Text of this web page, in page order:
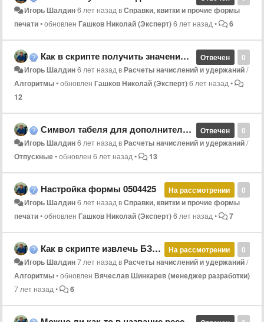
Игорь Шалдин6 лет назадвСправки, квитки и прочие формы
печати•обновлен Гашков Николай (Эксперт)6 лет назад• 6
0
Отвечен
Как в скрипте получить значение заголовка столбца из сетки
Игорь Шалдин6 лет назадвРасчеты начислений и удержаний/
Алгоритмы•обновлен Гашков Николай (Эксперт)6 лет назад•
12
0
Отвечен
Символ табеля для дополнительного отпуска
Игорь Шалдин6 лет назадвРасчеты начислений и удержаний/
Отпускные•обновлен 6 лет назад• 13
0
На рассмотрении
Настройка формы 0504425
Игорь Шалдин6 лет назадвСправки, квитки и прочие формы
печати•обновлен Гашков Николай (Эксперт)6 лет назад• 7
0
На рассмотрении
Как в скрипте извлечь БЗ строки
Игорь Шалдин7 лет назадвРасчеты начислений и удержаний/
Алгоритмы•обновлен Вячеслав Шинкарев (менеджер разработки)
7 лет назад• 6